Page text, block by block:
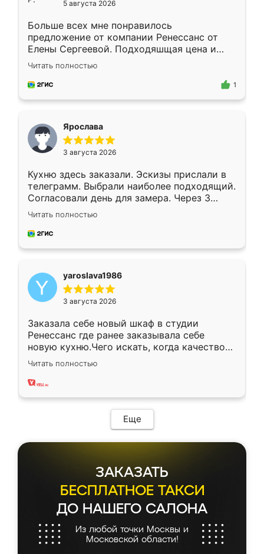
5 августа 2026
Больше всех мне понравилось
предложение от компании Ренессанс от
Елены Сергеевой. Подходяшщая цена и
короткие сроки изготовления. Приехавший
для замера сотрудник Владислав
предложил по моему эскизу самый
Читать полностью
1
Ярослава
3 августа 2026
Кухню здесь заказали. Эскизы прислали в
телеграмм. Выбрали наиболее подходящий.
Согласовали день для замера. Через 3
недели кухня была уже готова. Остались
довольны работой. Спасибо Ренессанс
мебель за качественную работу!
Читать полностью
yaroslava1986
3 августа 2026
Заказала себе новый шкаф в студии
Ренессанс где ранее заказывала себе
новую кухню.Чего искать, когда качеством
вполне довольна. Служит кухня уже почти
два года, нареканий нет.
Читать полностью
Еще
ЗАКАЗАТЬ
БЕСПЛАТНОЕ ТАКСИ
ДО НАШЕГО САЛОНА
Из любой точки Москвы и
Московской области!